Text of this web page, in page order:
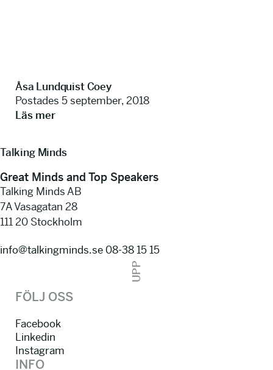
Åsa Lundquist Coey
Postades 5 september, 2018
Läs mer
Talking Minds
Great Minds and Top Speakers
Talking Minds AB
7A Vasagatan 28
111 20 Stockholm
info@talkingminds.se08-38 15 15
UPP
FÖLJ OSS
Facebook
Linkedin
Instagram
INFO